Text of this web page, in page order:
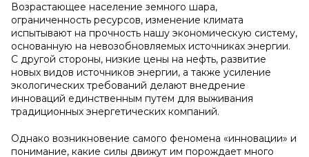
Возрастающее население земного шара,
ограниченность ресурсов, изменение климата
испытывают на прочность нашу экономическую систему,
основанную на невозобновляемых источниках энергии.
С другой стороны, низкие цены на нефть, развитие
новых видов источников энергии, а также усиление
экологических требований делают внедрение
инноваций единственным путем для выживания
традиционных энергетических компаний.
Однако возникновение самого феномена «инновации» и
понимание, какие силы движут им порождает много